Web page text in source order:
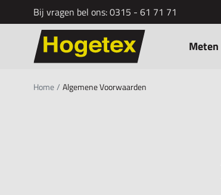
Bij vragen bel ons:0315 - 61 71 71
Ga naar de inhoud
Meten
Home/ Algemene Voorwaarden